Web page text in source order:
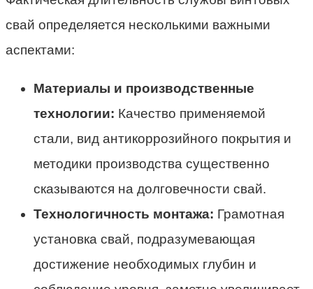
свай определяется несколькими важными
аспектами:
Материалы и производственные
технологии: Качество применяемой
стали, вид антикоррозийного покрытия и
методики производства существенно
сказываются на долговечности свай.
Технологичность монтажа: Грамотная
установка свай, подразумевающая
достижение необходимых глубин и